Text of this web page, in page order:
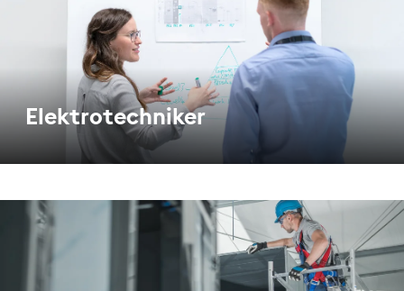
Elektrotechniker